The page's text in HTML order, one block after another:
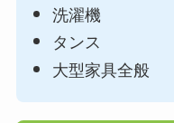
洗濯機
タンス
大型家具全般